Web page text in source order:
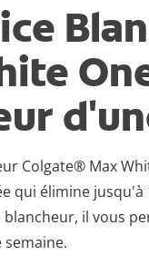
Colgate® Max
qui élimine jusqu'à
blancheur, il vous
semaine.